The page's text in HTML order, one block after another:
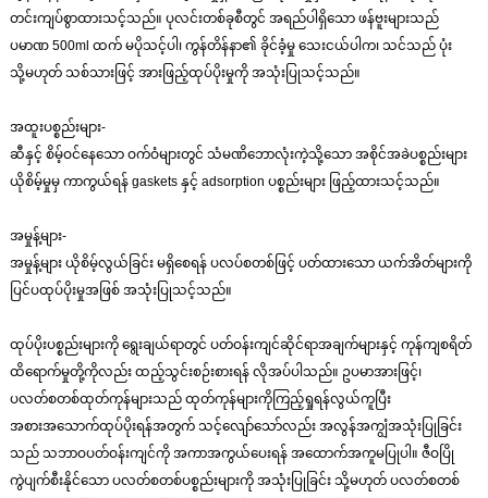
တင်းကျပ်စွာထားသင့်သည်။ ပုလင်းတစ်ခုစီတွင် အရည်ပါရှိသော ဖန်ဗူးများသည်
ပမာဏ 500ml ထက် မပိုသင့်ပါ၊ ကွန်တိန်နာ၏ ခိုင်ခံ့မှု သေးငယ်ပါက၊ သင်သည် ပုံး
သို့မဟုတ် သစ်သားဖြင့် အားဖြည့်ထုပ်ပိုးမှုကို အသုံးပြုသင့်သည်။
အထူးပစ္စည်းများ-
ဆီနှင့် စိမ့်ဝင်နေသော ဝက်ဝံများတွင် သံမဏိဘောလုံးကဲ့သို့သော အစိုင်အခဲပစ္စည်းများ
ယိုစိမ့်မှုမှ ကာကွယ်ရန် gaskets နှင့် adsorption ပစ္စည်းများ ဖြည့်ထားသင့်သည်။
အမှုန့်များ-
အမှုန့်များ ယိုစိမ့်လွယ်ခြင်း မရှိစေရန် ပလပ်စတစ်ဖြင့် ပတ်ထားသော ယက်အိတ်များကို
ပြင်ပထုပ်ပိုးမှုအဖြစ် အသုံးပြုသင့်သည်။
ထုပ်ပိုးပစ္စည်းများကို ရွေးချယ်ရာတွင် ပတ်ဝန်းကျင်ဆိုင်ရာအချက်များနှင့် ကုန်ကျစရိတ်
ထိရောက်မှုတို့ကိုလည်း ထည့်သွင်းစဉ်းစားရန် လိုအပ်ပါသည်။ ဥပမာအားဖြင့်၊
ပလတ်စတစ်ထုတ်ကုန်များသည် ထုတ်ကုန်များကိုကြည့်ရှုရန်လွယ်ကူပြီး
အစားအသောက်ထုပ်ပိုးရန်အတွက် သင့်လျော်သော်လည်း အလွန်အကျွံအသုံးပြုခြင်း
သည် သဘာဝပတ်ဝန်းကျင်ကို အကာအကွယ်ပေးရန် အထောက်အကူမပြုပါ။ ဇီဝပြို
ကွဲပျက်စီးနိုင်သော ပလတ်စတစ်ပစ္စည်းများကို အသုံးပြုခြင်း သို့မဟုတ် ပလတ်စတစ်